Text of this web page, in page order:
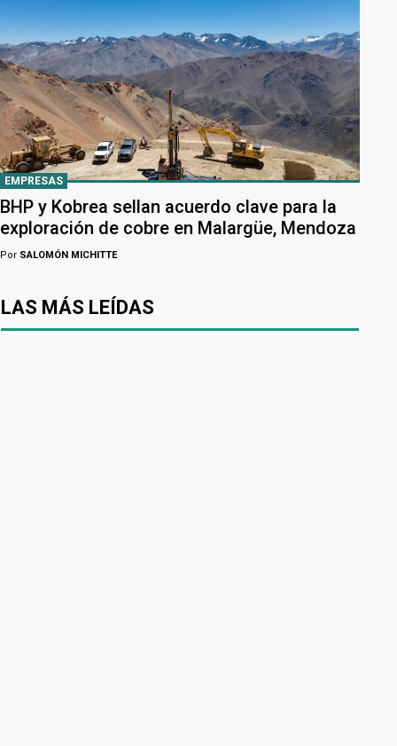
EMPRESAS
BHP y Kobrea sellan acuerdo clave para la
exploración de cobre en Malargüe, Mendoza
Por SALOMÓN MICHITTE
LAS MÁS LEÍDAS